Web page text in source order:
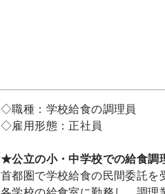
◇職種：学校給食の調理員
◇雇用形態：正社員
★公立の小・中学校での給食調
首都圏で学校給食の民間委託を